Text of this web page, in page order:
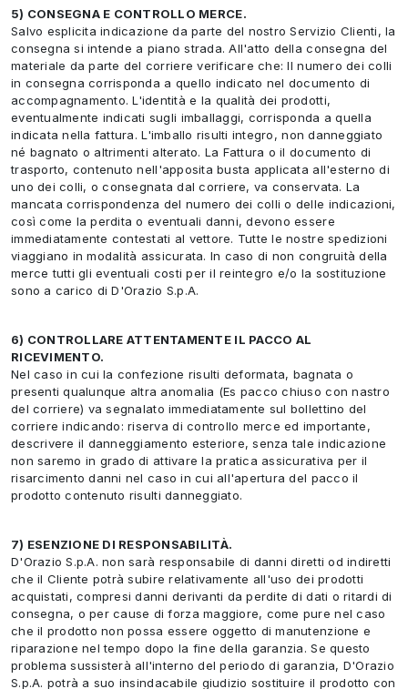
5) CONSEGNA E CONTROLLO MERCE.
Salvo esplicita indicazione da parte del nostro Servizio Clienti, la
consegna si intende a piano strada. All'atto della consegna del
materiale da parte del corriere verificare che: Il numero dei colli
in consegna corrisponda a quello indicato nel documento di
accompagnamento. L'identità e la qualità dei prodotti,
eventualmente indicati sugli imballaggi, corrisponda a quella
indicata nella fattura. L'imballo risulti integro, non danneggiato
né bagnato o altrimenti alterato. La Fattura o il documento di
trasporto, contenuto nell'apposita busta applicata all'esterno di
uno dei colli, o consegnata dal corriere, va conservata. La
mancata corrispondenza del numero dei colli o delle indicazioni,
così come la perdita o eventuali danni, devono essere
immediatamente contestati al vettore. Tutte le nostre spedizioni
viaggiano in modalità assicurata. In caso di non congruità della
merce tutti gli eventuali costi per il reintegro e/o la sostituzione
sono a carico di D'Orazio S.p.A.
6) CONTROLLARE ATTENTAMENTE IL PACCO AL
RICEVIMENTO.
Nel caso in cui la confezione risulti deformata, bagnata o
presenti qualunque altra anomalia (Es pacco chiuso con nastro
del corriere) va segnalato immediatamente sul bollettino del
corriere indicando: riserva di controllo merce ed importante,
descrivere il danneggiamento esteriore, senza tale indicazione
non saremo in grado di attivare la pratica assicurativa per il
risarcimento danni nel caso in cui all'apertura del pacco il
prodotto contenuto risulti danneggiato.
7) ESENZIONE DI RESPONSABILITÀ.
D'Orazio S.p.A. non sarà responsabile di danni diretti od indiretti
che il Cliente potrà subire relativamente all'uso dei prodotti
acquistati, compresi danni derivanti da perdite di dati o ritardi di
consegna, o per cause di forza maggiore, come pure nel caso
che il prodotto non possa essere oggetto di manutenzione e
riparazione nel tempo dopo la fine della garanzia. Se questo
problema sussisterà all'interno del periodo di garanzia, D'Orazio
S.p.A. potrà a suo insindacabile giudizio sostituire il prodotto con